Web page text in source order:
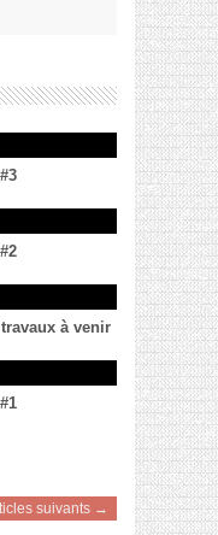
à venir
suivants →